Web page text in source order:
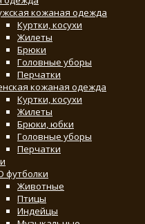
кожаная одежда
Куртки, косухи
Жилеты
Брюки
Головные уборы
Перчатки
кожаная одежда
Куртки, косухи
Жилеты
Брюки, юбки
Головные уборы
Перчатки
футболки
Животные
Птицы
Индейцы